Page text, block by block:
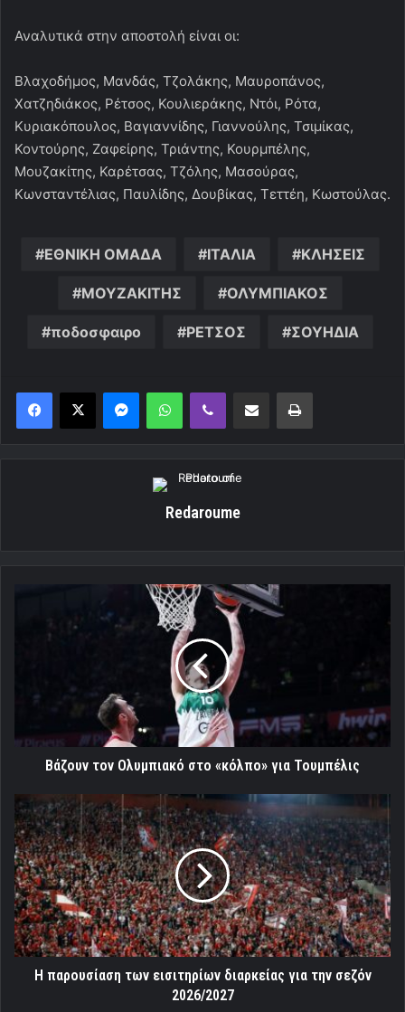
Αναλυτικά στην αποστολή είναι οι:
Βλαχοδήμος, Μανδάς, Τζολάκης, Μαυροπάνος,
Χατζηδιάκος, Ρέτσος, Κουλιεράκης, Ντόι, Ρότα,
Κυριακόπουλος, Βαγιαννίδης, Γιαννούλης, Τσιμίκας,
Κοντούρης, Ζαφείρης, Τριάντης, Κουρμπέλης,
Μουζακίτης, Καρέτσας, Τζόλης, Μασούρας,
Κωνσταντέλιας, Παυλίδης, Δουβίκας, Τεττέη, Κωστούλας.
ΕΘΝΙΚΗ ΟΜΑΔΑ ΙΤΑΛΙΑ ΚΛΗΣΕΙΣ
ΜΟΥΖΑΚΙΤΗΣ ΟΛΥΜΠΙΑΚΟΣ
ποδοσφαιρο ΡΕΤΣΟΣ ΣΟΥΗΔΙΑ
MessengerWhatsAppViber Κοινοποίηση μέσω ηλεκτρονικού ταχυδρομείουΕκτύπωση
Redaroume
Ολυμπιακό
Τουμπέλις
Βάζουν τον Ολυμπιακό στο «κόλπο» για Τουμπέλις
Η
παρουσίαση
των
εισιτηρίων
διαρκείας
για
την
σεζόν
2026/2027
Η παρουσίαση των εισιτηρίων διαρκείας για την σεζόν
2026/2027